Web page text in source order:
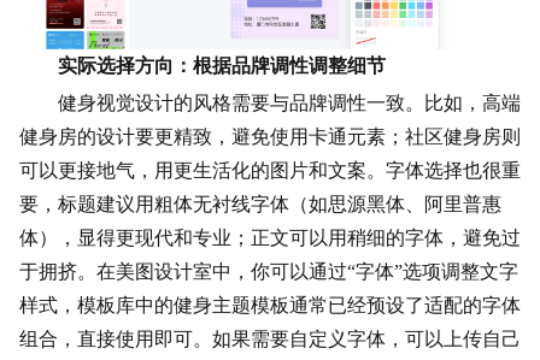
实际选择方向：根据品牌调性调整细节
健身视觉设计的风格需要与品牌调性一致。比如，高端
健身房的设计要更精致，避免使用卡通元素；社区健身房则
可以更接地气，用更生活化的图片和文案。字体选择也很重
要，标题建议用粗体无衬线字体（如思源黑体、阿里普惠
体），显得更现代和专业；正文可以用稍细的字体，避免过
于拥挤。在美图设计室中，你可以通过“字体”选项调整文字
样式，模板库中的健身主题模板通常已经预设了适配的字体
组合，直接使用即可。如果需要自定义字体，可以上传自己